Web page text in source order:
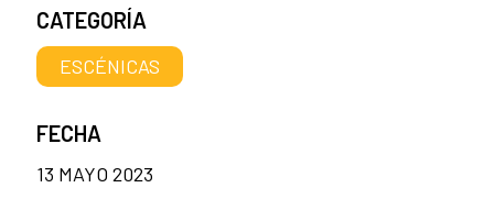
CATEGORÍA
ESCÉNICAS
FECHA
13 MAYO 2023